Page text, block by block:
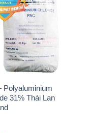
Polyaluminium
31% Thái Lan